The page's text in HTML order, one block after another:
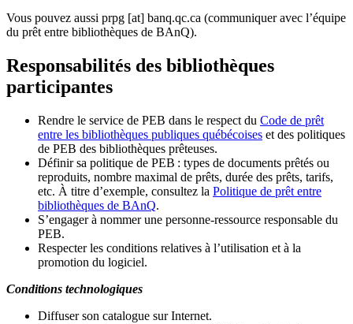
Vous pouvez aussi prpg [at] banq.qc.ca (communiquer avec l’équipe
du prêt entre bibliothèques de BAnQ).
Responsabilités des bibliothèques
participantes
Rendre le service de PEB dans le respect du Code de prêt
entre les bibliothèques publiques québécoises et des politiques
de PEB des bibliothèques prêteuses.
Définir sa politique de PEB : types de documents prêtés ou
reproduits, nombre maximal de prêts, durée des prêts, tarifs,
etc. À titre d’exemple, consultez la Politique de prêt entre
bibliothèques de BAnQ.
S’engager à nommer une personne-ressource responsable du
PEB.
Respecter les conditions relatives à l’utilisation et à la
promotion du logiciel.
Conditions technologiques
Diffuser son catalogue sur Internet.